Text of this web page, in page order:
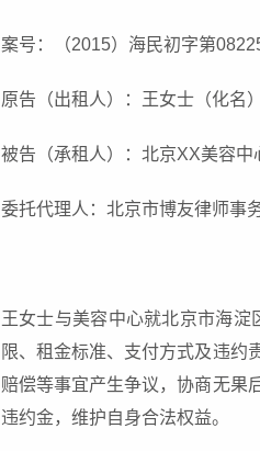
案号：（2015）海民初字第
原告（出租人）：王女士（化名）
被告（承租人）：北京XX美容中
委托代理人：北京市博友律师事
王女士与美容中心就北京市海
限、租金标准、支付方式及违约
赔偿等事宜产生争议，协商无果
违约金，维护自身合法权益。